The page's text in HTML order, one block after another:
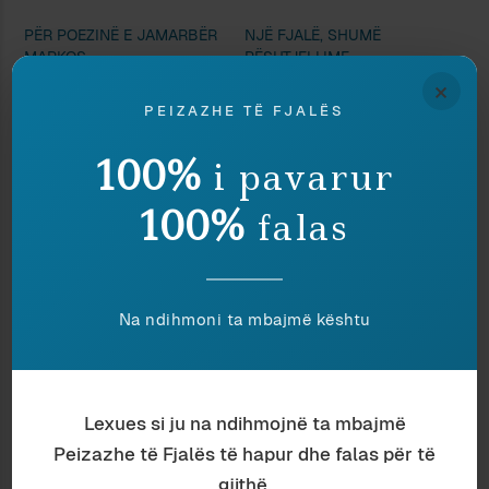
PËR POEZINË E JAMARBËR
MARKOS
NJË FJALË, SHUMË
PËSHTJELLIME
In "Antropologji"
25 June 2026
Discover more from Peizazhe të fjalës
Subscribe to get the latest posts sent to your email.
Subscribe
Ndaj Ruaj
×
PEIZAZHE TË FJALËS
100% i pavarur
100% falas
Na ndihmoni ta mbajmë kështu
Lexues si ju na ndihmojnë ta mbajmë
Peizazhe të Fjalës të hapur dhe falas për të